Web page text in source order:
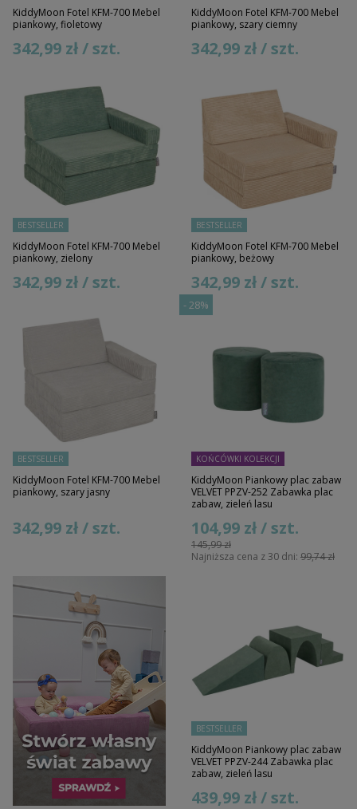
KiddyMoon Fotel KFM-700 Mebel
piankowy, fioletowy
342,99 zł / szt.
KiddyMoon Fotel KFM-700 Mebel
piankowy, szary ciemny
342,99 zł / szt.
BESTSELLER
KiddyMoon Fotel KFM-700 Mebel
piankowy, zielony
342,99 zł / szt.
BESTSELLER
KiddyMoon Fotel KFM-700 Mebel
piankowy, beżowy
342,99 zł / szt.
BESTSELLER
KiddyMoon Fotel KFM-700 Mebel
piankowy, szary jasny
342,99 zł / szt.
-28%
KOŃCÓWKI KOLEKCJI
KiddyMoon Piankowy plac zabaw
VELVET PPZV-252 Zabawka plac
zabaw, zieleń lasu
145,99 zł
104,99 zł / szt.
Najniższa cena z 30 dni: 99,74 zł
BESTSELLER
KiddyMoon Piankowy plac zabaw
VELVET PPZV-244 Zabawka plac
zabaw, zieleń lasu
439,99 zł / szt.